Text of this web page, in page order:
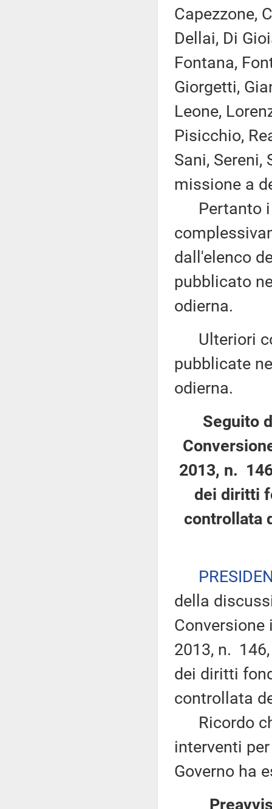
Capezzone,
Dellai, Di
Fontana,
Giorgetti,
Leone,
Pisicchio,
Sani, Sereni,
missione a
Pertanto i
dall'elenco
pubblicato
odierna.
Ulteriori
pubblicate
odierna.
Seguito
2013, n.
dei diritti
controllata
della
Conversione
2013, n.
dei diritti
controllata
Ricordo
interventi
Governo ha